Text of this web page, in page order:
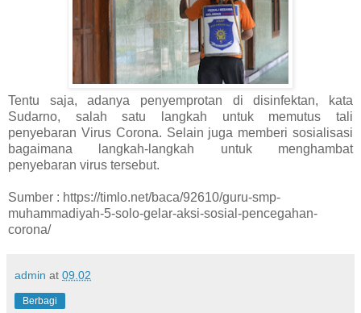
Tentu saja, adanya penyemprotan di disinfektan, kata
Sudarno, salah satu langkah untuk memutus tali
penyebaran Virus Corona. Selain juga memberi sosialisasi
bagaimana langkah-langkah untuk menghambat
penyebaran virus tersebut.
Sumber : https://timlo.net/baca/92610/guru-smp-
muhammadiyah-5-solo-gelar-aksi-sosial-pencegahan-
corona/
admin at 09.02
Berbagi